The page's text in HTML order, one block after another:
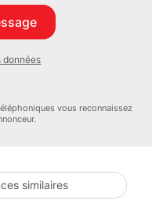
réseau national
données
vous reconnaissez
similaires